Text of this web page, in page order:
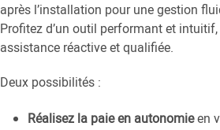
après l’installation pour une gestion
Profitez d’un outil performant et
assistance réactive et qualifiée.
Deux possibilités :
Réalisez la paie en autonomieen